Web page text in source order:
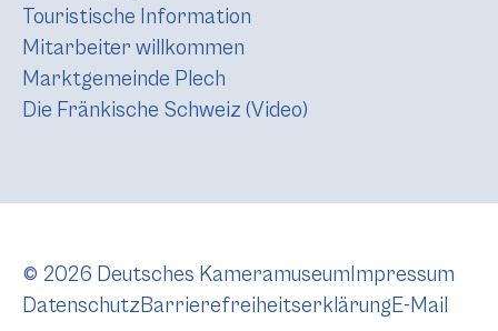
Touristische Information
Mitarbeiter willkommen
Marktgemeinde Plech
Die Fränkische Schweiz (Video)
© 2026 Deutsches Kameramuseum Impressum
DatenschutzBarrierefreiheitserklärungE-Mail